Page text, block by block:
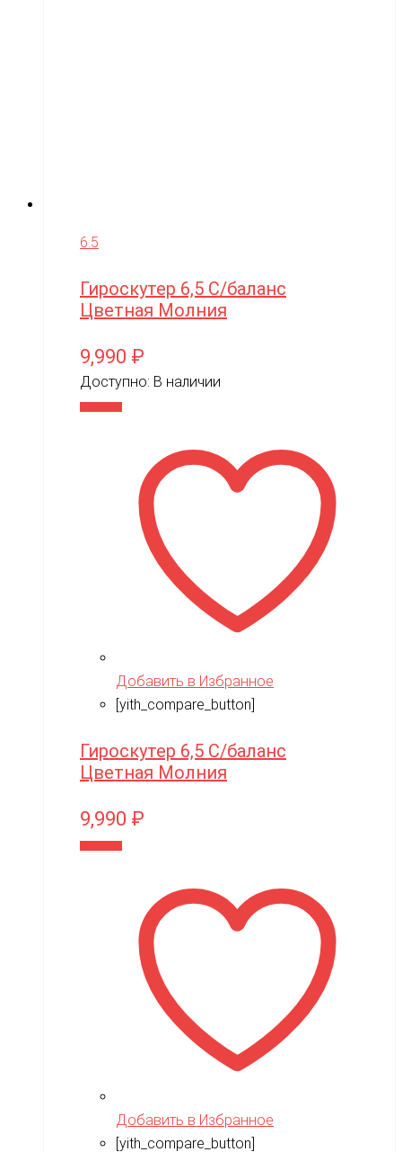
6.5
Гироскутер 6,5 С/баланс
Цветная Молния
9,990 ₽
Доступно: В наличии
Добавить в Избранное
[yith_compare_button]
Гироскутер 6,5 С/баланс
Цветная Молния
9,990 ₽
Добавить в Избранное
[yith_compare_button]